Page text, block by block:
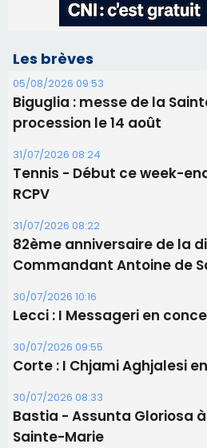
Les brèves
05/08/2026 09:53
Biguglia : messe de la
procession le 14 août
31/07/2026 08:24
Tennis - Début ce week-
RCPV
31/07/2026 08:22
82ème anniversaire de la
Commandant Antoine de
30/07/2026 10:16
Lecci : I Messageri en
30/07/2026 09:55
Corte : I Chjami Aghjalesi
30/07/2026 08:33
Bastia - Assunta Gloriosa
Sainte-Marie